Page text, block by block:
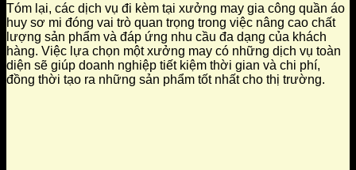
Tóm lại, các dịch vụ đi kèm tại xưởng may gia công quần áo
huy sơ mi đóng vai trò quan trọng trong việc nâng cao chất
lượng sản phẩm và đáp ứng nhu cầu đa dạng của khách
hàng. Việc lựa chọn một xưởng may có những dịch vụ toàn
diện sẽ giúp doanh nghiệp tiết kiệm thời gian và chi phí,
đồng thời tạo ra những sản phẩm tốt nhất cho thị trường.